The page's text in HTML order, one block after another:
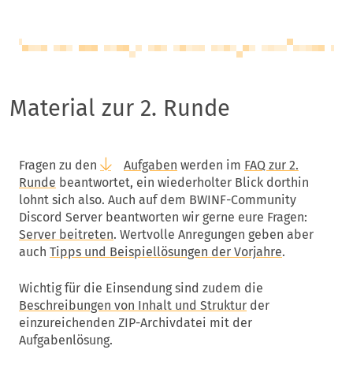
Material zur 2. Runde
Fragen zu den Aufgaben werden im FAQ zur 2.
Runde beantwortet, ein wiederholter Blick dorthin
lohnt sich also. Auch auf dem BWINF-Community
Discord Server beantworten wir gerne eure Fragen:
Server beitreten. Wertvolle Anregungen geben aber
auch Tipps und Beispiellösungen der Vorjahre.
Wichtig für die Einsendung sind zudem die
Beschreibungen von Inhalt und Struktur der
einzureichenden ZIP-Archivdatei mit der
Aufgabenlösung.